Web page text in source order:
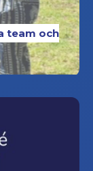
team och